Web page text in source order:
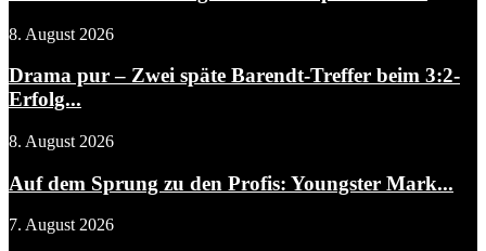
8. August 2026
Drama pur – Zwei späte Barendt-Treffer beim 3:2-
Erfolg...
8. August 2026
Auf dem Sprung zu den Profis: Youngster Mark...
7. August 2026